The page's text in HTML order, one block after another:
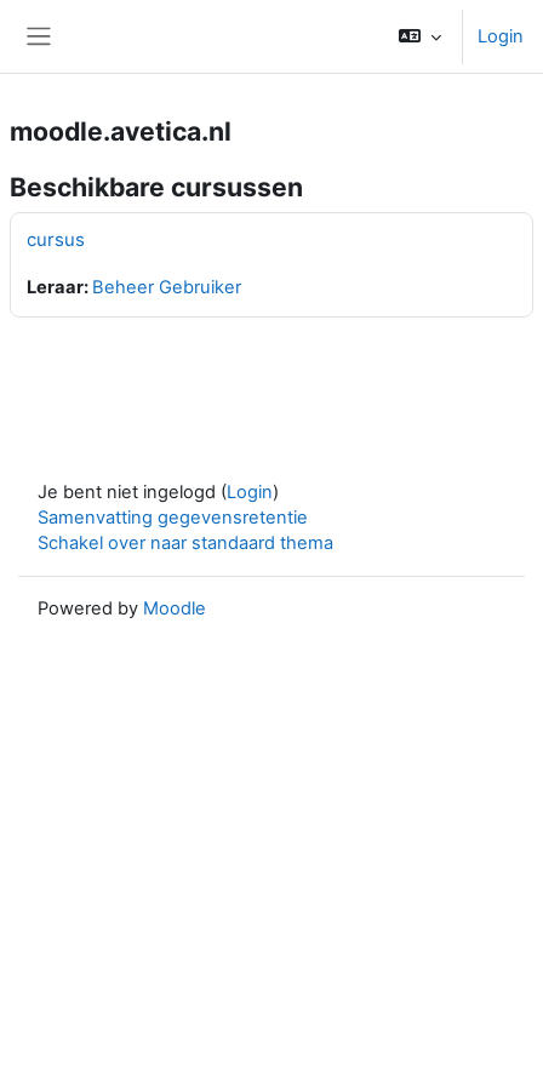
Login
moodle.avetica.nl
Beschikbare cursussen
cursus
Leraar: Beheer Gebruiker
Je bent niet ingelogd (Login)
Samenvatting gegevensretentie
Schakel over naar standaard thema
Powered by Moodle